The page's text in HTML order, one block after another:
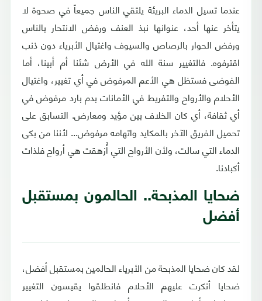
عندما تسيل الدماء البريئة يلتقي الناس جميعاً في صحوة لا
يتأخر عنها أحد، عنوانها نبذ العنف ورفض الانتحار بالناس
ورفض الحوار بالرصاص والسيوف واغتيال الأبرياء دون ذنب
اقترفوه. فالتغيير سنة الله في الأرض شئنا أم أبينا، أما
الفوضى فستظل هي الأعم المرفوض في أي تغيير، واغتيال
الأحلام والأرواح والتفريط في الأمانات بدم بارد مرفوض في
أي ثقافة، أي كان الخلاف بين مؤيد ومعارض. التسابق على
تحميل الفريق الآخر بالمكايد واتهامه مرفوض... لأننا من بكى
الدماء التي سالت، ولأن الأرواح التي أُزهقت هي أرواح فلذات
أكبادنا.
ضحايا المذبحة.. الحالمون بمستقبل
أفضل
لقد كان ضحايا المذبحة من الأبرياء الحالمين بمستقبل أفضل،
ضحايا أنكرت عليهم الأحلام فانطلقوا يقيسون التغيير